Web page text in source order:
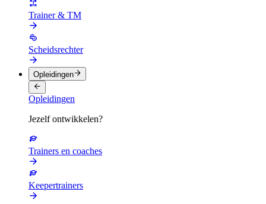
Trainer & TM
Scheidsrechter
Opleidingen
Opleidingen
Jezelf ontwikkelen?
Trainers en coaches
Keepertrainers